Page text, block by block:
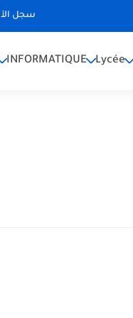
سجل
INFORMATIQUE Lycée